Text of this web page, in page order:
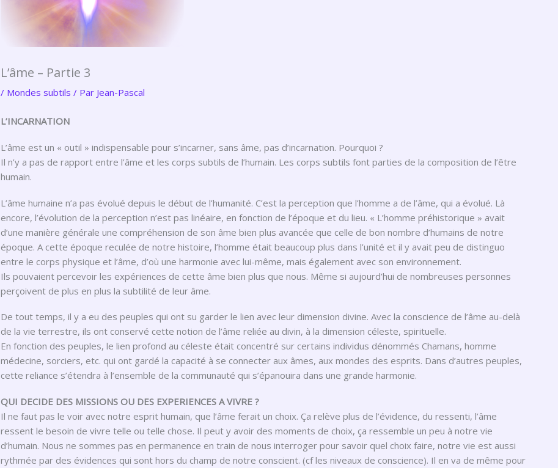
L’âme – Partie 3
/ Mondes subtils / Par Jean-Pascal
L’INCARNATION
L’âme est un « outil » indispensable pour s’incarner, sans âme, pas d’incarnation. Pourquoi ?
Il n’y a pas de rapport entre l’âme et les corps subtils de l’humain. Les corps subtils font parties de la composition de l’être
humain.
L’âme humaine n’a pas évolué depuis le début de l’humanité. C’est la perception que l’homme a de l’âme, qui a évolué. Là
encore, l’évolution de la perception n’est pas linéaire, en fonction de l’époque et du lieu. « L’homme préhistorique » avait
d’une manière générale une compréhension de son âme bien plus avancée que celle de bon nombre d’humains de notre
époque. A cette époque reculée de notre histoire, l’homme était beaucoup plus dans l’unité et il y avait peu de distinguo
entre le corps physique et l’âme, d’où une harmonie avec lui-même, mais également avec son environnement.
Ils pouvaient percevoir les expériences de cette âme bien plus que nous. Même si aujourd’hui de nombreuses personnes
perçoivent de plus en plus la subtilité de leur âme.
De tout temps, il y a eu des peuples qui ont su garder le lien avec leur dimension divine. Avec la conscience de l’âme au-delà
de la vie terrestre, ils ont conservé cette notion de l’âme reliée au divin, à la dimension céleste, spirituelle.
En fonction des peuples, le lien profond au céleste était concentré sur certains individus dénommés Chamans, homme
médecine, sorciers, etc. qui ont gardé la capacité à se connecter aux âmes, aux mondes des esprits. Dans d’autres peuples,
cette reliance s’étendra à l’ensemble de la communauté qui s’épanouira dans une grande harmonie.
QUI DECIDE DES MISSIONS OU DES EXPERIENCES A VIVRE ?
Il ne faut pas le voir avec notre esprit humain, que l’âme ferait un choix. Ça relève plus de l’évidence, du ressenti, l’âme
ressent le besoin de vivre telle ou telle chose. Il peut y avoir des moments de choix, ça ressemble un peu à notre vie
d’humain. Nous ne sommes pas en permanence en train de nous interroger pour savoir quel choix faire, notre vie est aussi
rythmée par des évidences qui sont hors du champ de notre conscient. (cf les niveaux de conscience). Il en va de même pour